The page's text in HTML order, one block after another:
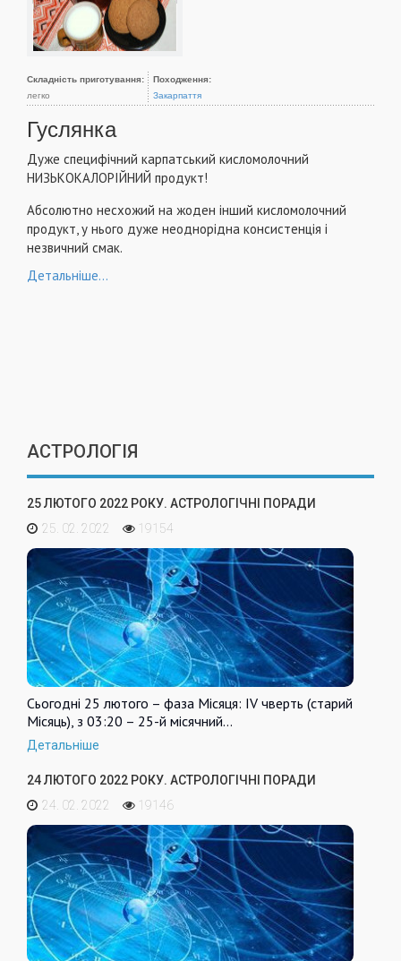
Складність приготування:
легко
Походження:
Закарпаття
Гуслянка
Дуже специфічний карпатський кисломолочний
НИЗЬКОКАЛОРІЙНИЙ продукт!
Абсолютно несхожий на жоден інший кисломолочний
продукт, у нього дуже неоднорідна консистенція і
незвичний смак.
Детальніше...
АСТРОЛОГІЯ
25 ЛЮТОГО 2022 РОКУ. АСТРОЛОГІЧНІ ПОРАДИ
25. 02. 2022
19154
Сьогодні 25 лютого – фаза Місяця: IV чверть (старий
Місяць), з 03:20 – 25-й місячний…
Детальніше
24 ЛЮТОГО 2022 РОКУ. АСТРОЛОГІЧНІ ПОРАДИ
24. 02. 2022
19146